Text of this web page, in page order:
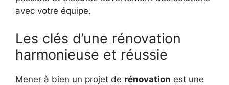
avec votre équipe.
Les clés d’une rénovation
harmonieuse et réussie
Mener à bien un projet de rénovation est une